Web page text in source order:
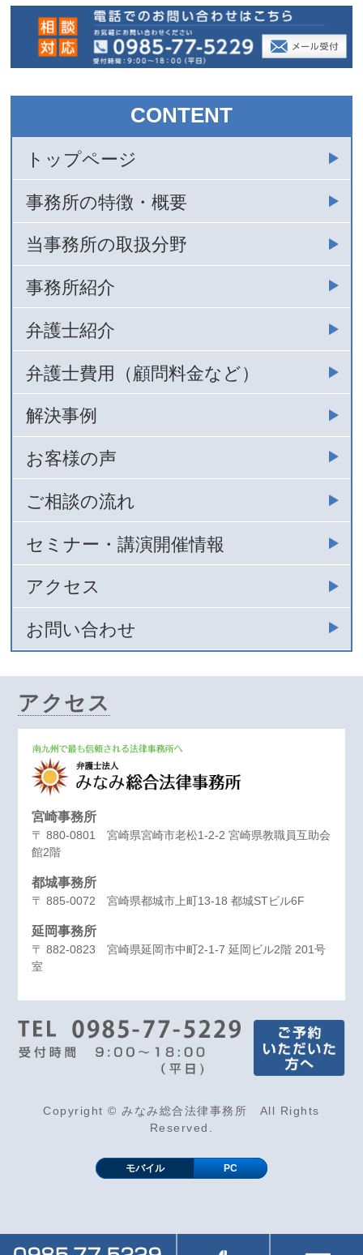
CONTENT
トップページ
事務所の特徴・概要
当事務所の取扱分野
事務所紹介
弁護士紹介
弁護士費用（顧問料金など）
解決事例
お客様の声
ご相談の流れ
セミナー・講演開催情報
アクセス
お問い合わせ
アクセス
宮崎事務所
〒 880-0801 宮崎県宮崎市老松1-2-2 宮崎県教職員互助会
館2階
都城事務所
〒 885-0072 宮崎県都城市上町13-18 都城STビル6F
延岡事務所
〒 882-0823 宮崎県延岡市中町2-1-7 延岡ビル2階 201号
室
Copyright © みなみ総合法律事務所 All Rights
Reserved.
モバイル PC